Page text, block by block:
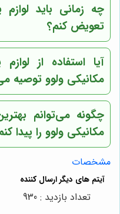
چه زمانی باید
تعویض کنم؟
آیا استفاده از
مکانیکی ولوو توصیه
چگونه می‌توانم
مکانیکی ولوو را پیدا
مشخصات
تعداد بازدید : 930